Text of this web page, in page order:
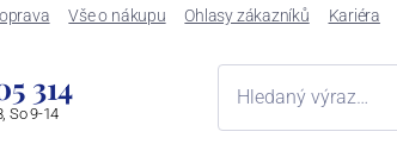
Vše o nákupu Ohlasy zákazníků Kariéra
314
So 9-14